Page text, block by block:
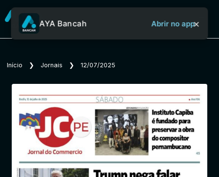
Sobre o Aya Bancah
Início
Revistas
Jornais
AYA Bancah Abrir no app×
Início ❯ Jornais ❯ 12/07/2025